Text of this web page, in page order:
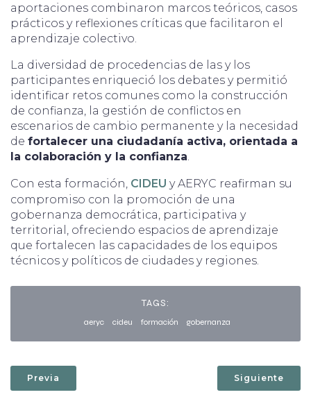
aportaciones combinaron marcos teóricos, casos
prácticos y reflexiones críticas que facilitaron el
aprendizaje colectivo.
La diversidad de procedencias de las y los
participantes enriqueció los debates y permitió
identificar retos comunes como la construcción
de confianza, la gestión de conflictos en
escenarios de cambio permanente y la necesidad
de fortalecer una ciudadanía activa, orientada a
la colaboración y la confianza.
Con esta formación, CIDEU y AERYC reafirman su
compromiso con la promoción de una
gobernanza democrática, participativa y
territorial, ofreciendo espacios de aprendizaje
que fortalecen las capacidades de los equipos
técnicos y políticos de ciudades y regiones.
TAGS:
aeryc cideu formación gobernanza
Previa Siguiente